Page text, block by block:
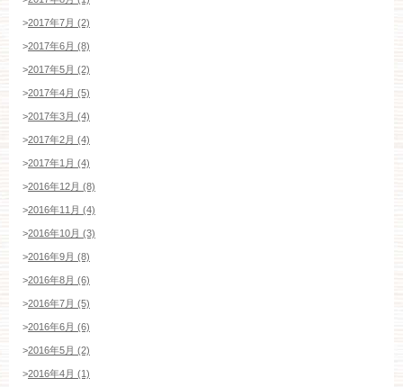
>2017年7月 (2)
>2017年6月 (8)
>2017年5月 (2)
>2017年4月 (5)
>2017年3月 (4)
>2017年2月 (4)
>2017年1月 (4)
>2016年12月 (8)
>2016年11月 (4)
>2016年10月 (3)
>2016年9月 (8)
>2016年8月 (6)
>2016年7月 (5)
>2016年6月 (6)
>2016年5月 (2)
>2016年4月 (1)